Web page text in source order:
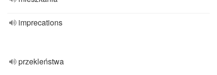
imprecations
przekleństwa